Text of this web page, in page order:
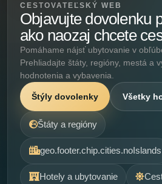
CESTOVATEĽSKÝ WEB
Objavujte dovolenku
ako naozaj chcete
Pomáhame nájsť ubytovanie v
Prehliadajte štáty, regióny, mestá a
hodnotenia a vybavenia.
Štýly dovolenky Všetky
Štáty a regióny
geo.footer.chip.cities.noIslands
Hotely a ubytovanie